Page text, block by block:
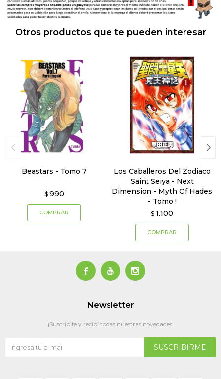
Otros productos que te pueden interesar
Beastars - Tomo 7
$ 990
Los Caballeros Del Zodiaco
Saint Seiya - Next
Dimension - Myth Of Hades
- Tomo !
$ 1.100
  
Newsletter
¡Suscribite y recibí todas nuestras novedades!
SUSCRIBIRME